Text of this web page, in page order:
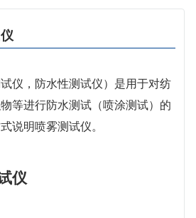
仪，防水性测试仪）是用于对纺
等进行防水测试（喷涂测试）的
说明喷雾测试仪。
仪